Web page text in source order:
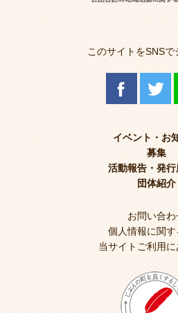
このサイトをSNSで
イベント・お
募集
活動報告・発
団体紹介
お問い合わ
個人情報に関
当サイトご利用